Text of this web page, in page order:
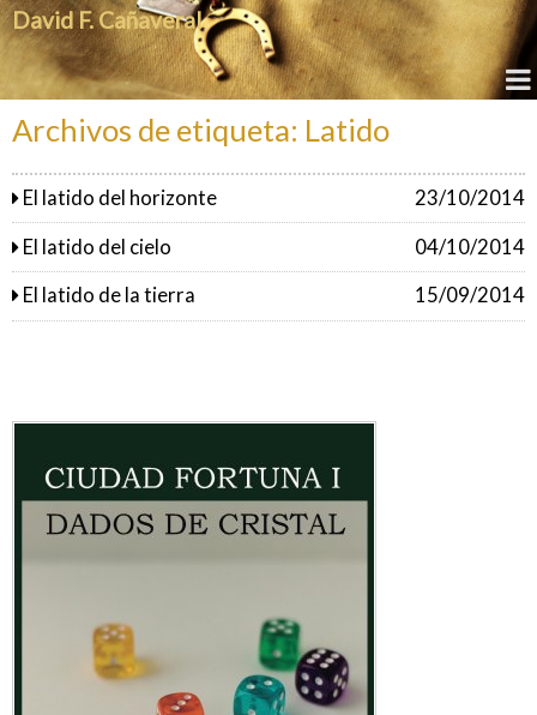
David F. Cañaveral
Archivos de etiqueta: Latido
El latido del horizonte 23/10/2014
El latido del cielo 04/10/2014
El latido de la tierra 15/09/2014